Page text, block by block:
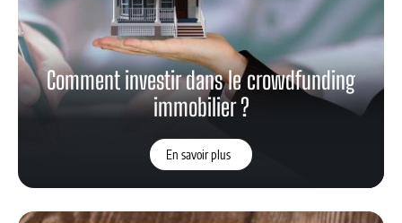
Comment investir dans le crowdfunding
immobilier ?
En savoir plus